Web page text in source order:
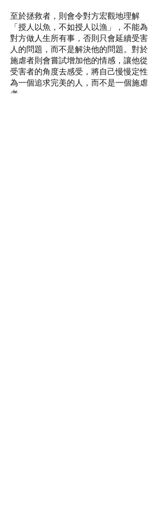
至於拯救者，則會令對方宏觀地理解
「授人以魚， 不如授人以漁」，不能為
對方做人生所有事，否則只會延續受害
人的問題，而不是解決他的問題。對於
施虐者則會嘗試增加他的情感，讓他從
受害者的角度去感受，將自己慢慢定性
為一個追求完美的人，而不是一個施虐
者。